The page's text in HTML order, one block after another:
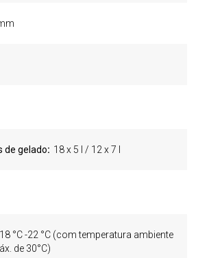
de gelado 18 x 5 l / 12 x 7 l
°C -22 °C (com temperatura ambiente
de 30°C)